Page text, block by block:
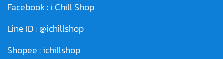
Facebook :i Chill Shop
Line ID :@ichillshop
Shopee :ichillshop